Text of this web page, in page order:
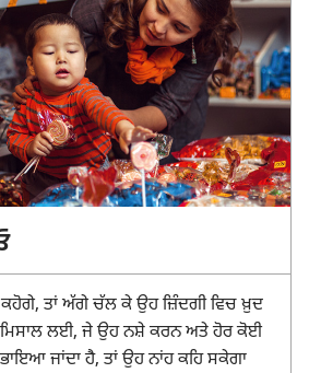
ਤਾਂ ਅੱਗੇ ਚੱਲ ਕੇ ਉਹ ਜ਼ਿੰਦਗੀ ਵਿਚ ਖ਼ੁਦ
ਮਿਸਾਲ ਲਈ, ਜੇ ਉਹ ਨਸ਼ੇ ਕਰਨ ਅਤੇ ਹੋਰ ਕੋਈ
ਜਾਂਦਾ ਹੈ, ਤਾਂ ਉਹ ਨਾਂਹ ਕਹਿ ਸਕੇਗਾ